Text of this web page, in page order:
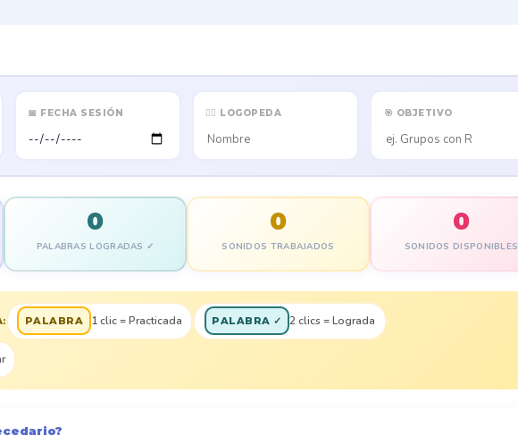
📅 FECHA SESIÓN 👩‍⚕️ LOGOPEDA 🎯 OBJETIVO
0
PALABRAS LOGRADAS ✓
0
SONIDOS TRABAJADOS
0
SONIDOS DISPONIBLES
PALABRA 1 clic = Practicada PALABRA ✓ 2 clics = Lograda